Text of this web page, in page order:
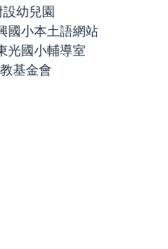
幼兒園
國小本土語網站
光國小輔導室
基金會